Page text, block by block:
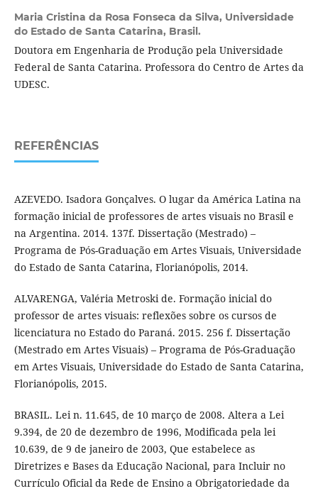
Maria Cristina da Rosa Fonseca da Silva, Universidade
do Estado de Santa Catarina, Brasil.
Doutora em Engenharia de Produção pela Universidade
Federal de Santa Catarina. Professora do Centro de Artes da
UDESC.
REFERÊNCIAS
AZEVEDO. Isadora Gonçalves. O lugar da América Latina na
formação inicial de professores de artes visuais no Brasil e
na Argentina. 2014. 137f. Dissertação (Mestrado) –
Programa de Pós-Graduação em Artes Visuais, Universidade
do Estado de Santa Catarina, Florianópolis, 2014.
ALVARENGA, Valéria Metroski de. Formação inicial do
professor de artes visuais: reflexões sobre os cursos de
licenciatura no Estado do Paraná. 2015. 256 f. Dissertação
(Mestrado em Artes Visuais) – Programa de Pós-Graduação
em Artes Visuais, Universidade do Estado de Santa Catarina,
Florianópolis, 2015.
BRASIL. Lei n. 11.645, de 10 março de 2008. Altera a Lei
9.394, de 20 de dezembro de 1996, Modificada pela lei
10.639, de 9 de janeiro de 2003, Que estabelece as
Diretrizes e Bases da Educação Nacional, para Incluir no
Currículo Oficial da Rede de Ensino a Obrigatoriedade da